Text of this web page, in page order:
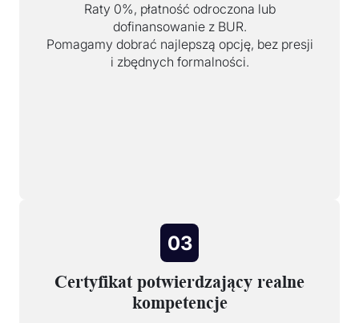
Raty 0%, płatność odroczona lub
dofinansowanie z BUR.
Pomagamy dobrać najlepszą opcję, bez presji
i zbędnych formalności.
03
Certyfikat potwierdzający realne
kompetencje